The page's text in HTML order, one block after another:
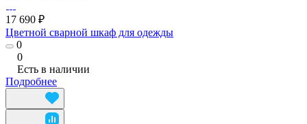
17 690 ₽
Цветной сварной шкаф для одежды
0
0
Есть в наличии
Подробнее